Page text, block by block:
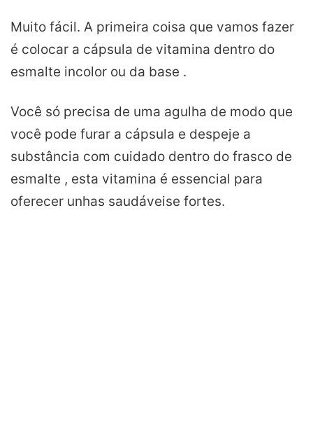
Muito fácil. A primeira coisa que vamos fazer
é colocar a cápsula de vitamina dentro do
esmalte incolor ou da base .
Você só precisa de uma agulha de modo que
você pode furar a cápsula e despeje a
substância com cuidado dentro do frasco de
esmalte , esta vitamina é essencial para
oferecer unhas saudáveise fortes.